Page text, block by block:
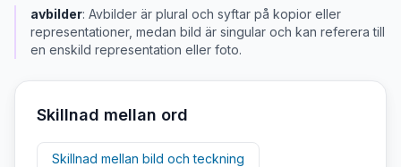
avbilder: Avbilder är plural och syftar på kopior eller
representationer, medan bild är singular och kan referera till
en enskild representation eller foto.
Skillnad mellan ord
Skillnad mellan bild ochteckning